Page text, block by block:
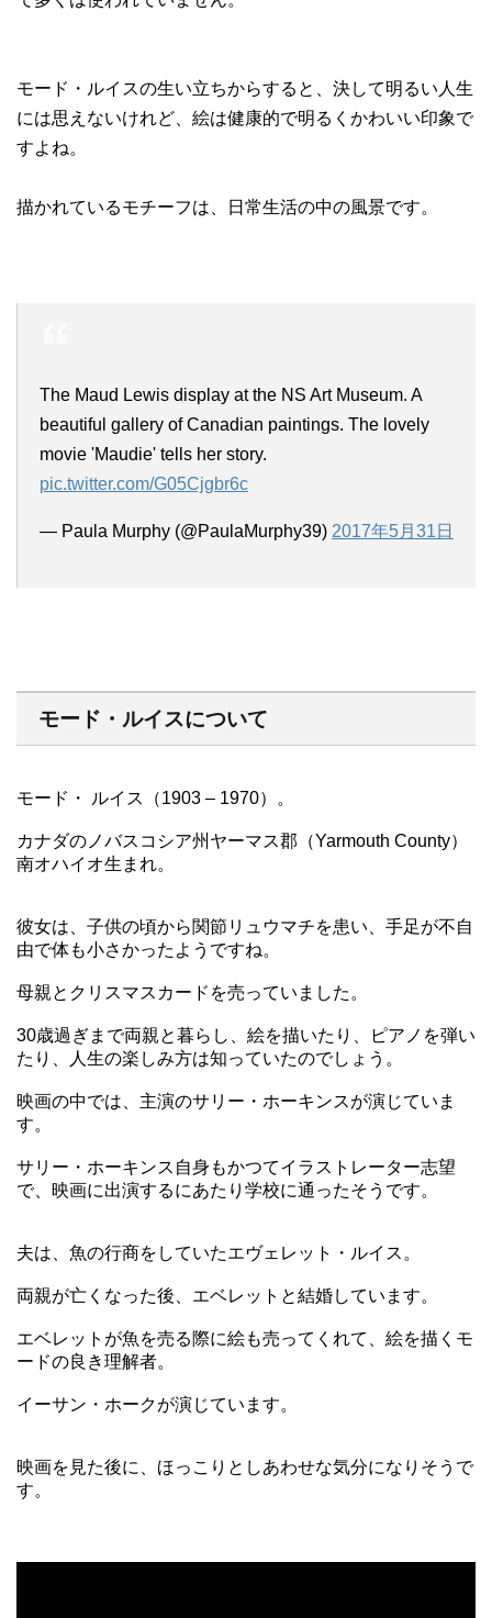
モード・ルイスの生い立ちからすると、決して明るい人生
には思えないけれど、絵は健康的で明るくかわいい印象で
すよね。
描かれているモチーフは、日常生活の中の風景です。
The Maud Lewis display at the NS Art Museum. A
beautiful gallery of Canadian paintings. The lovely
movie 'Maudie' tells her story.
pic.twitter.com/G05Cjgbr6c
— Paula Murphy (@PaulaMurphy39) 2017年5月31日
モード・ルイスについて
モード・ ルイス（1903 – 1970）。
カナダのノバスコシア州ヤーマス郡（Yarmouth County）
南オハイオ生まれ。
彼女は、子供の頃から関節リュウマチを患い、手足が不自
由で体も小さかったようですね。
母親とクリスマスカードを売っていました。
30歳過ぎまで両親と暮らし、絵を描いたり、ピアノを弾い
たり、人生の楽しみ方は知っていたのでしょう。
映画の中では、主演のサリー・ホーキンスが演じていま
す。
サリー・ホーキンス自身もかつてイラストレーター志望
で、映画に出演するにあたり学校に通ったそうです。
夫は、魚の行商をしていたエヴェレット・ルイス。
両親が亡くなった後、エベレットと結婚しています。
エベレットが魚を売る際に絵も売ってくれて、絵を描くモ
ードの良き理解者。
イーサン・ホークが演じています。
映画を見た後に、ほっこりとしあわせな気分になりそうで
す。